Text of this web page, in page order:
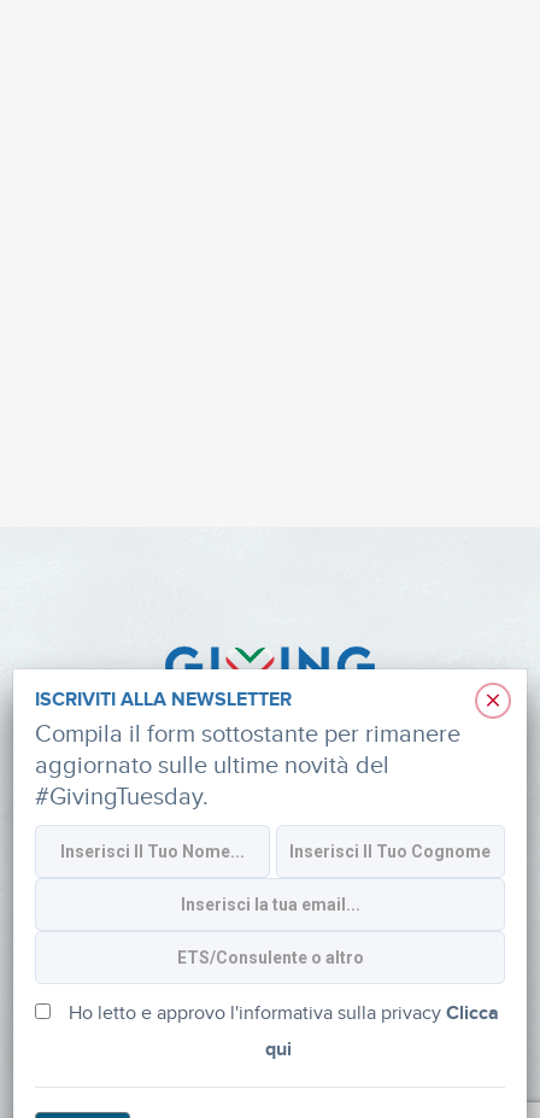
Informativa sulla privacy
CONTATTI
via Roberto Lepetit 8/10 – 20124 Milano
info@fondazioneaifr.org
Tel: +39 02 47924880
×
ISCRIVITI ALLA NEWSLETTER
Compila il form sottostante per rimanere
aggiornato sulle ultime novità del
#GivingTuesday.
Ho letto e approvo l'informativa sulla privacyClicca
qui